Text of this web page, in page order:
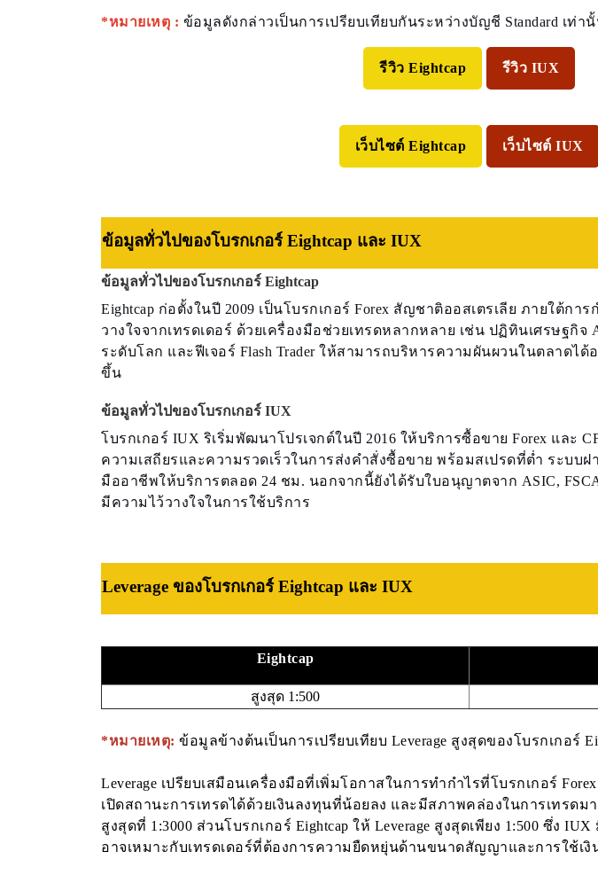
*หมายเหตุ : ข้อมูลดังกล่าวเป็นการเปรียบเทียบกันระหว่างบัญชี Standard เท่า
รีวิว Eightcap รีวิว IUX
เว็บไซต์ Eightcap เว็บไซต์ IUX
ข้อมูลทั่วไปของโบรกเกอร์ Eightcap และ IUX
ข้อมูลทั่วไปของโบรกเกอร์ Eightcap
Eightcap ก่อตั้งในปี 2009 เป็นโบรกเกอร์ Forex สัญชาติออสเตรเลีย ภายใต้กา
วางใจจากเทรดเดอร์ ด้วยเครื่องมือช่วยเทรดหลากหลาย เช่น ปฏิทินเศรษฐกิ
ระดับโลก และฟีเจอร์ Flash Trader ให้สามารถบริหารความผันผวนในตลาดไ
ขึ้น
ข้อมูลทั่วไปของโบรกเกอร์ IUX
โบรกเกอร์ IUX ริเริ่มพัฒนาโปรเจกต์ในปี 2016 ให้บริการซื้อขาย Forex และ
ความเสถียรและความรวดเร็วในการส่งคำสั่งซื้อขาย พร้อมสเปรดที่ต่ำ ระบบ
มืออาชีพให้บริการตลอด 24 ชม. นอกจากนี้ยังได้รับใบอนุญาตจาก ASIC, FSCA
มีความไว้วางใจในการใช้บริการ
Leverage ของโบรกเกอร์ Eightcap และ IUX
Eightcap
สูงสุด 1:500
*หมายเหตุ: ข้อมูลข้างต้นเป็นการเปรียบเทียบ Leverage สูงสุดของโบรกเกอร์
Leverage เปรียบเสมือนเครื่องมือที่เพิ่มโอกาสในการทำกำไรที่โบรกเกอร์
เปิดสถานะการเทรดได้ด้วยเงินลงทุนที่น้อยลง และมีสภาพคล่องในการเทรดม
สูงสุดที่ 1:3000 ส่วนโบรกเกอร์ Eightcap ให้ Leverage สูงสุดเพียง 1:500 ซึ่ง IUX
อาจเหมาะกับเทรดเดอร์ที่ต้องการความยืดหยุ่นด้านขนาดสัญญาและการใช้เ